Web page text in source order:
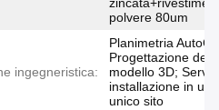
polvere 80um
ingegneristica:
Planimetria
Progettazione del
modello 3D;
installazione in un
unico sito